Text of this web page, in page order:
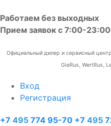
Работаем без выходных
Прием заявок с 7:00-23:00
Официальный дилер и сервисный
GieRus, WertRus,
Вход
Регистрация
+7 495 774 95-70 +7 495